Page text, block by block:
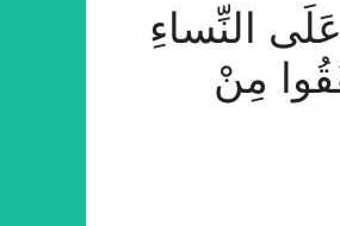
النِّساءِ
مِنْ